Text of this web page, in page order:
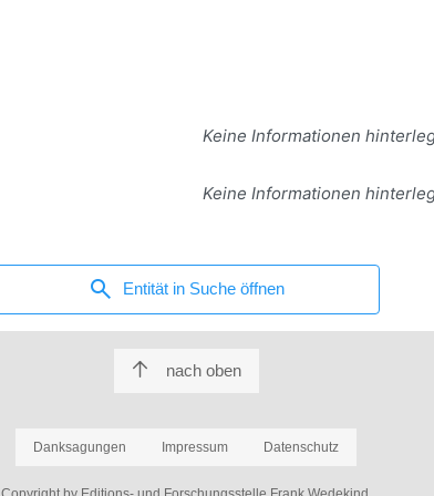
Keine Informationen
Keine Informationen
search Entität in Suche öffnen
nach oben
Danksagungen Impressum Datenschutz